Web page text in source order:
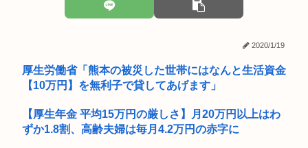
【画像】韓国人「日本人の間で『女が破滅的な人生を送るのを
告したら...
中学生の射精ってすごいな
2020/1/19
厚生労働省「熊本の被災した世帯にはなんと生活資金
【10万円】を無利子で貸してあげます」
【厚生年金 平均15万円の厳しさ】月20万円以上はわ
ずか1.8割、高齢夫婦は毎月4.2万円の赤字に